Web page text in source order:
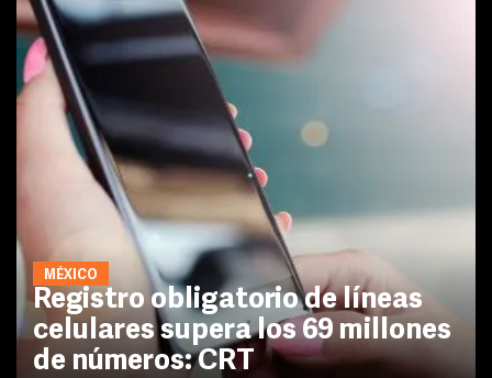
MÉXICO
Registro obligatorio de líneas
celulares supera los 69 millones
de números: CRT